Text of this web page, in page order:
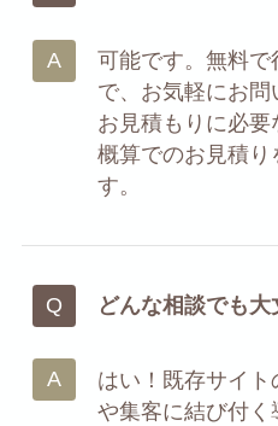
可能です。無料
で、お気軽にお問
お見積もりに必要
概算でのお見積り
す。
どんな相談でも大
はい！既存サイト
や集客に結び付